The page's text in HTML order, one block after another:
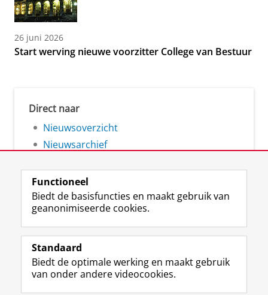
26 juni 2026
Start werving nieuwe voorzitter College van Bestuur
Direct naar
Nieuwsoverzicht
Nieuwsarchief
Volg de RUG
F
a
e
b
L
i
k
e
R
S
-
f
I
n
t
Y
o
T
Studiekiezers
Functioneel
Biedt de basisfuncties en maakt gebruik van
geanonimiseerde cookies.
Standaard
Biedt de optimale werking en maakt gebruik
van onder andere videocookies.